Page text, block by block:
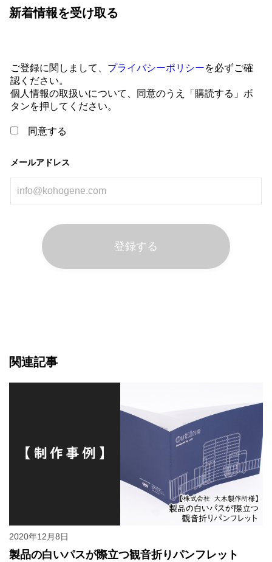
新着情報を受け取る
ご登録に関しまして、 プライバシーポリシーを必ずご確
認ください。
個人情報の取扱いについて、同意のうえ「購読する」ボ
タンを押してください。
同意する
メールアドレス
関連記事
2020年12月8日
製品の白いパスが際立つ観音折りパンフレット